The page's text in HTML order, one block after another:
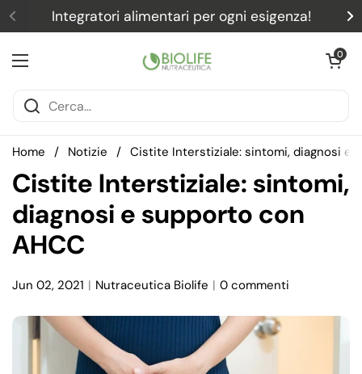
Passa ai contenuti
Precedente
Integratori alimentari per ogni esigenza!
Apri menu
Apri0
Home / Notizie / Cistite Interstiziale: sintomi, diagnosi e
Cistite Interstiziale: sintomi,
diagnosi e supporto con
AHCC
Jun 02, 2021 Nutraceutica Biolife 0 commenti